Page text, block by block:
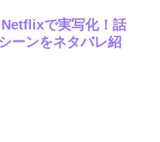
Netflixで実写化！話
ーンをネタバレ紹